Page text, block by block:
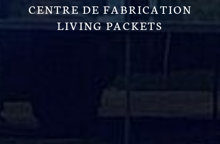
CENTRE DE FABRICATION
LIVING PACKETS